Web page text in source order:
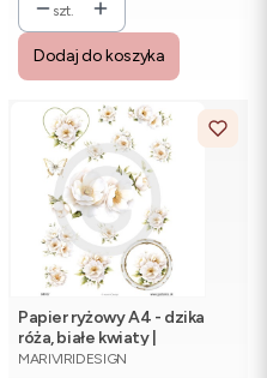
szt.
Dodaj do koszyka
Papier ryżowy A4 - dzika
róża, białe kwiaty |
©mariviriDesign
PRODUCENT
MARIVIRIDESIGN